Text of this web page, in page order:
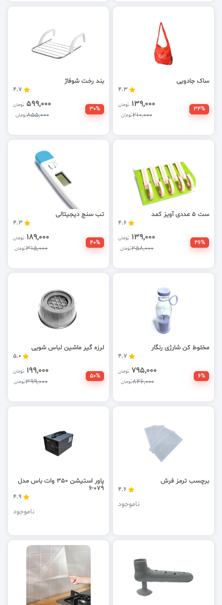
ساک جادویی
4.3
34%
139,000 تومان
210,000تومان
بند رخت شوفاژ
4.7
30%
599,000 تومان
855,000تومان
ست 5 عددی آویز کمد
4.6
46%
139,000 تومان
258,000تومان
تب سنج دیجیتالی
4.3
40%
189,000 تومان
315,000تومان
مخلوط کن شارژی رنگار
4.7
6%
795,000 تومان
846,000تومان
لرزه گیر ماشین لباس شویی
5.0
50%
199,000 تومان
399,000تومان
برچسب ترمز فرش
4.6
ناموجود
پاور استیشن 350 وات باس مدل
079-6
4.9
ناموجود